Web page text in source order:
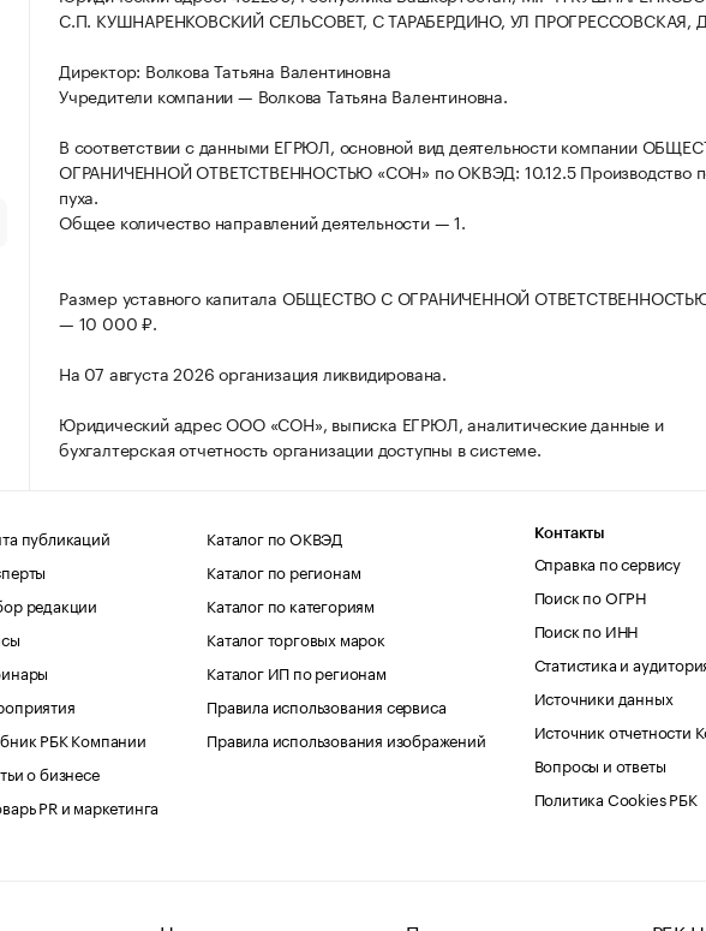
С.П. КУШНАРЕНКОВСКИЙ СЕЛЬСОВЕТ, С ТАРАБЕРДИНО, УЛ ПРОГРЕССОВСКАЯ,
Директор: Волкова Татьяна Валентиновна
Учредители компании — Волкова Татьяна Валентиновна.
В соответствии с данными ЕГРЮЛ, основной вид деятельности компании
ОГРАНИЧЕННОЙ ОТВЕТСТВЕННОСТЬЮ «СОН» по ОКВЭД: 10.12.5 Производство
пуха.
Общее количество направлений деятельности — 1.
Размер уставного капитала ОБЩЕСТВО С ОГРАНИЧЕННОЙ
— 10 000 ₽.
На 07 августа 2026 организация ликвидирована.
Юридический адрес ООО «СОН», выписка ЕГРЮЛ, аналитические данные и
бухгалтерская отчетность организации доступны в системе.
публикаций
редакции
РБК Компании
о бизнесе
PR и маркетинга
Каталог по ОКВЭД
Каталог по регионам
Каталог по категориям
Каталог торговых марок
Каталог ИП по регионам
Правила использования сервиса
Правила использования изображений
Контакты
Справка по сервису
Поиск по ОГРН
Поиск по ИНН
Статистика и
Источники данных
Источник отчетности
Вопросы и ответы
Политика Cookies РБК